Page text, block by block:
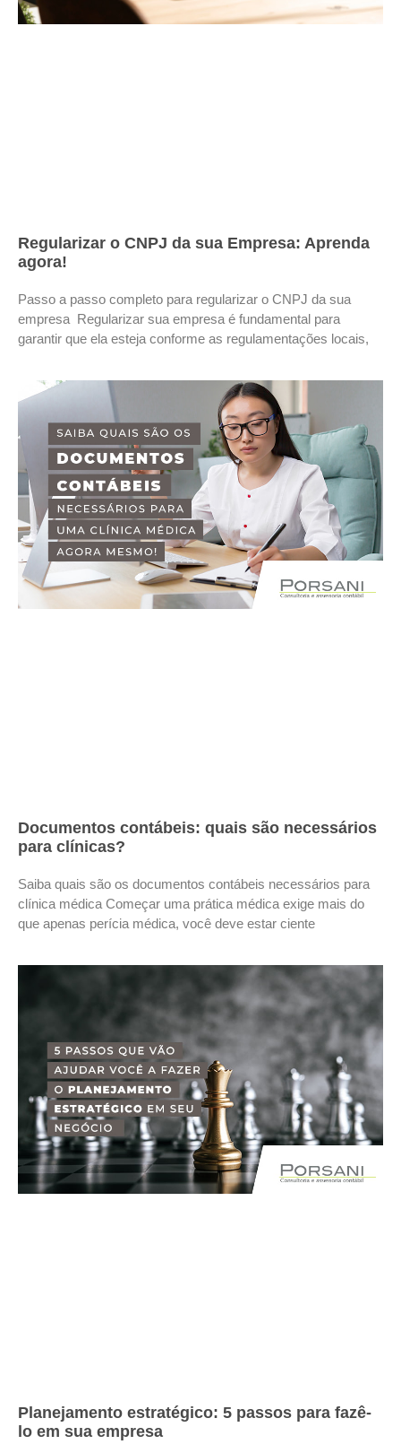
Regularizar o CNPJ da sua Empresa: Aprenda
agora!
Passo a passo completo para regularizar o CNPJ da sua
empresa Regularizar sua empresa é fundamental para
garantir que ela esteja conforme as regulamentações locais,
Documentos contábeis: quais são necessários
para clínicas?
Saiba quais são os documentos contábeis necessários para
clínica médica Começar uma prática médica exige mais do
que apenas perícia médica, você deve estar ciente
Planejamento estratégico: 5 passos para fazê-
lo em sua empresa